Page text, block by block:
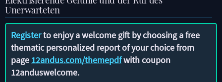
Unerwarteten
Registerto enjoy a welcome gift by choosing a free
thematic personalized report of your choice from
page 12andus.com/themepdfwith coupon
12anduswelcome.